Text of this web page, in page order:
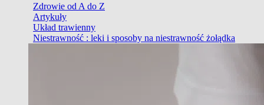
Zdrowie od A do Z
Artykuły
Układ trawienny
Niestrawność : leki i sposoby na niestrawność żołądka